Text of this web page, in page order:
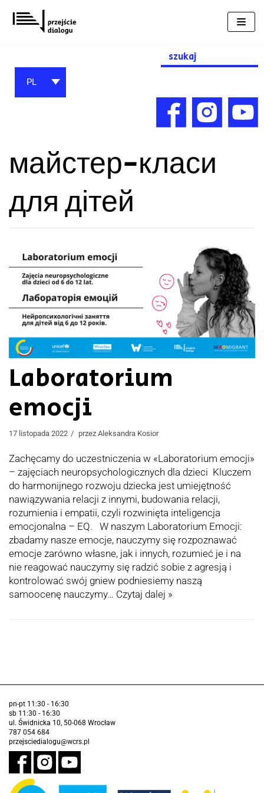
Przejdź
do
Search
for:
PL
майстер-класи
для дітей
Laboratorium
emocji
17 listopada 2022 przez Aleksandra Kosior
Zachęcamy do uczestniczenia w «Laboratorium emocji»
– zajęciach neuropsychologicznych dla dzieci Kluczem
do harmonijnego rozwoju dziecka jest umiejętność
nawiązywania relacji z innymi, budowania relacji,
rozumienia i empatii, czyli rozwinięta inteligencja
emocjonalna – EQ. W naszym Laboratorium Emocji:
zbadamy nasze emocje, nauczymy się rozpoznawać
emocje zarówno własne, jak i innych, rozumieć je i na
nie reagować nauczymy się radzić sobie z agresją i
kontrolować swój gniew podniesiemy naszą
samoocenę nauczymy… Czytaj dalej »
pn-pt 11:30 - 16:30
sb 11:30 - 16:30
ul. Świdnicka 10, 50-068 Wrocław
787 054 684
przejsciedialogu@wcrs.pl